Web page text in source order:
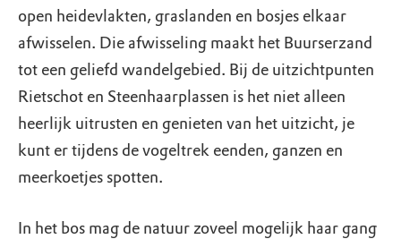
open heidevlakten, graslanden en bosjes elkaar
afwisselen. Die afwisseling maakt het Buurserzand
tot een geliefd wandelgebied. Bij de uitzichtpunten
Rietschot en Steenhaarplassen is het niet alleen
heerlijk uitrusten en genieten van het uitzicht, je
kunt er tijdens de vogeltrek eenden, ganzen en
meerkoetjes spotten.
In het bos mag de natuur zoveel mogelijk haar gang